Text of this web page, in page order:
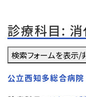
診療科目:
検索フォームを表示/
公立西知多総合病院